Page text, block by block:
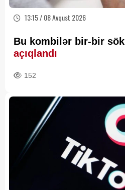
13:15 / 08 Avqust 2026
Bu kombilər bir-bir
açıqlandı
152